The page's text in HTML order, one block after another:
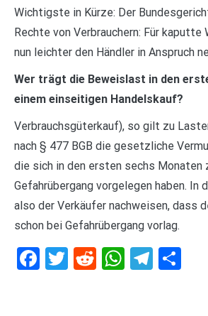
Wichtigste in Kürze: Der
Rechte von Verbrauchern: Für kaputte
nun leichter den Händler in Anspruch
Wer trägt die Beweislast in den
einem einseitigen Handelskauf?
Verbrauchsgüterkauf), so gilt zu
nach § 477 BGB die gesetzliche
die sich in den ersten sechs Monaten
Gefahrübergang vorgelegen haben. In
also der Verkäufer nachweisen, dass
schon bei Gefahrübergang vorlag.
Facebook
Twitter
Reddit